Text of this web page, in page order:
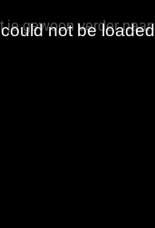
not be
je gewoon verder